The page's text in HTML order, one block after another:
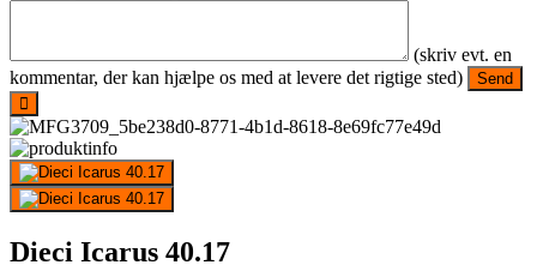
(skriv evt. en
kommentar, der kan hjælpe os med at levere det rigtige sted)
Dieci Icarus 40.17